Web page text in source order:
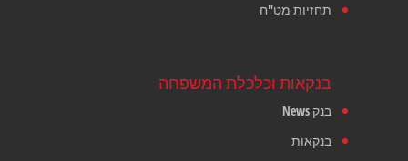
תחזיות מט"ח
בנקאות וכלכלת המשפחה
בנק News
בנקאות